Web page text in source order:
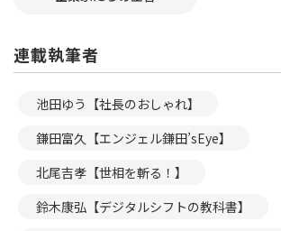
連載執筆者
池田ゆう【社長のおしゃれ】
鎌田富久【エンジェル鎌田’sEye】
北尾吉孝【世相を斬る！】
鈴木康弘【デジタルシフトの教科書】